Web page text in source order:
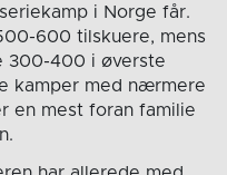
i Norge får.
600 tilskuere, mens
300-400 i øverste
kamper med nærmere
en mest foran familie